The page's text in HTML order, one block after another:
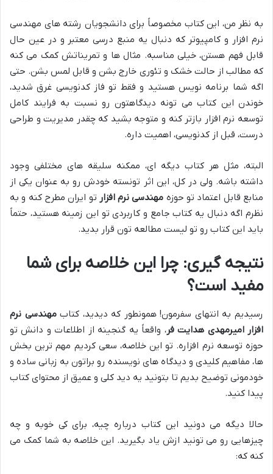
به نظر من، این کتاب مخصوصاً برای دانشجویان رشته های مهندسی
نرم افزار و کامپیوتر که دنبال یه منبع درسی معتبر و در عین حال
قابل فهم هستن، خیلی مناسبه. مثال ها و تمریناتش کمک می کنه
که مطالب از حالت خشک و تئوری خارج بشن و قابل لمس بشن. حتی
اگه شما برنامه نویس هستید و فقط تو فاز کدنویسی غرق شدید،
خوندن این کتاب می تونه دیدگاهتون رو نسبت به فرایند کامل
توسعه نرم افزار بازتر کنه و متوجه بشید که چقدر مدیریت و طراحی
درست، قبل از کدنویسی، اهمیت داره.
البته، مثل هر کتاب دیگه ای، ممکنه سلیقه های مختلفی وجود
داشته باشه. ولی در کل، این اثر تونسته خودش رو به عنوان یکی از
منابع قابل اعتماد تو حوزه مهندسی نرم افزار تو ایران مطرح کنه و به
نظرم اگه دنبال یه کتاب جامع و کاربردی تو این زمینه هستید، حتماً
باید این کتاب رو تو لیست مطالعه تون قرار بدید.
نتیجه گیری: چرا این خلاصه برای شما
مفید است؟
رسیدیم به انتهای سفرمون! همونطور که دیدید، کتابمهندسی نرم
افزار امیرمهدی هدایت فر، واقعاً یه گنجینه از اطلاعات و دانش تو
حوزه توسعه نرم افزاره. تو این خلاصه، سعی کردیم مهم ترین بخش
ها، مفاهیم کلیدی و دیدگاه های نویسنده رو براتون به زبانی ساده و
خودمونی توضیح بدیم تا بتونید یه دید کلی و عمیق از محتوای کتاب
پیدا کنید.
حالا دیگه می دونید این کتاب درباره چیه، برای کی خوبه و چه
چیزهایی رو می تونید ازش یاد بگیرید. این خلاصه به شما کمک می
کنه که: